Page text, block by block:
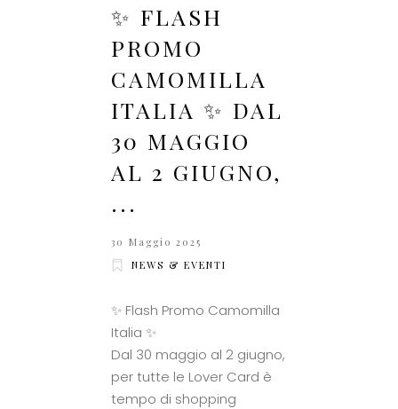
✨ FLASH
PROMO
CAMOMILLA
ITALIA ✨ DAL
30 MAGGIO
AL 2 GIUGNO,
...
30 Maggio 2025
NEWS & EVENTI
✨ Flash Promo Camomilla
Italia ✨
Dal 30 maggio al 2 giugno,
per tutte le Lover Card è
tempo di shopping